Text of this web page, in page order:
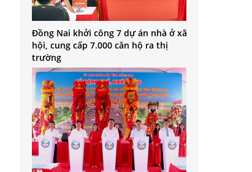
Đồng Nai khởi công 7 dự án nhà ở xã
hội, cung cấp 7.000 căn hộ ra thị
trường